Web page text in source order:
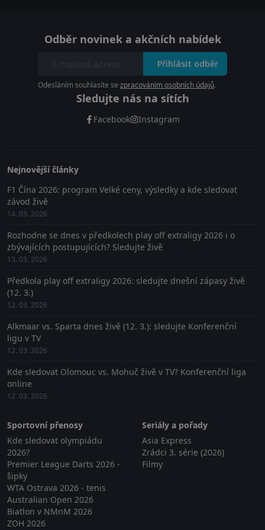
Odběr novinek a akčních nabídek
Přihlásit odběr
Odesláním souhlasíte se zpracováním osobních údajů.
Sledujte nás na sítích
Facebook Instagram
Nejnovější články
F1 Čína 2026: program Velké ceny, výsledky a kde sledovat
závod živě
14. 03. 2026
Rozhodne se dnes v předkolech play off extraligy 2026 i o
zbývajících postupujících? Sledujte živě
13. 03. 2026
Předkola play off extraligy 2026: sledujte dnešní zápasy živě
(12. 3.)
12. 03. 2026
Alkmaar vs. Sparta dnes živě (12. 3.): sledujte Konferenční
ligu v TV
12. 03. 2026
Kde sledovat Olomouc vs. Mohuč živě v TV? Konferenční liga
online
12. 03. 2026
Sportovní přenosy
Kde sledovat olympiádu
2026?
Premier League Darts 2026 -
šipky
WTA Ostrava 2026 - tenis
Australian Open 2026
Biatlon v NMnM 2026
ZOH 2026
Seriály a pořady
Asia Express
Zrádci 3. série (2026)
Filmy